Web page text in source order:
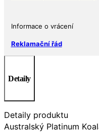
Informace o vrácení
Reklamační řád
Detaily
Detaily produktu
Australský Platinum